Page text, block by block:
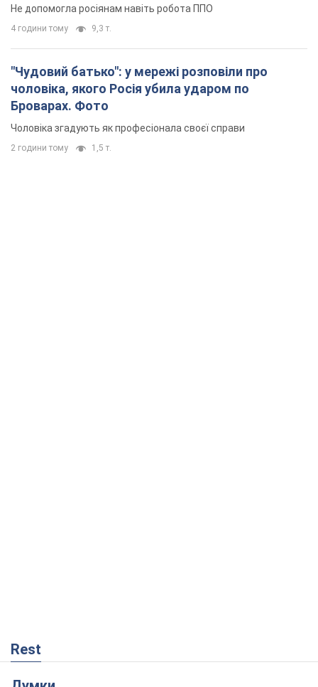
Не допомогла росіянам навіть робота ППО
4 години тому 9,3 т.
"Чудовий батько": у мережі розповіли про
чоловіка, якого Росія убила ударом по
Броварах. Фото
Чоловіка згадують як професіонала своєї справи
2 години тому 1,5 т.
Rest